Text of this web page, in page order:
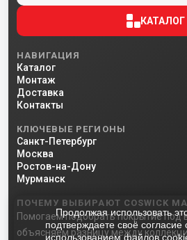
КАТАЛОГ
НАВИГАЦИЯ
Каталог
Монтаж
Доставка
Контакты
КЛЮЧЕВЫЕ РЕГИОНЫ
Санкт-Петербург
Москва
Ростов-на-Дону
Мурманск
ПОЧЕМУ ВЫБИРАЮТ COSWICK
Помогаем подобрать покрытие под
объясняем разницу между
Продолжая использовать
подтверждаете своё согласие
использованием файлов